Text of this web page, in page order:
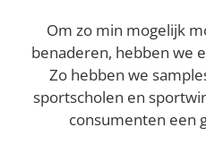
Om zo min mogelijk
benaderen, hebben we
Zo hebben we
sportscholen en
consumenten een